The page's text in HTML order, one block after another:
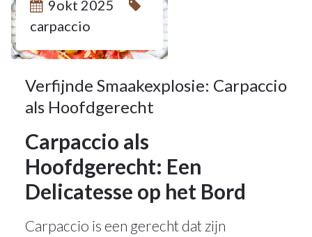
OKT 2025
9okt 2025
carpaccio
Verfijnde Smaakexplosie: Carpaccio
als Hoofdgerecht
Carpaccio als
Hoofdgerecht: Een
Delicatesse op het Bord
Carpaccio is een gerecht dat zijn